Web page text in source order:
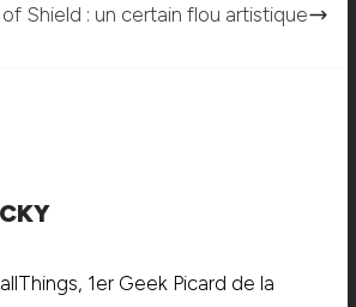
Shield : un certain flou artistique
1er Geek Picard de la